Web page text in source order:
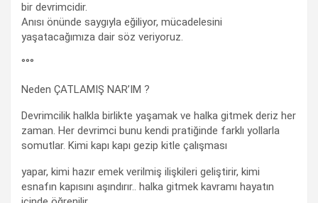
bir devrimcidir.
Anısı önünde saygıyla eğiliyor, mücadelesini
yaşatacağımıza dair söz veriyoruz.
°°°
Neden ÇATLAMIŞ NAR’IM ?
Devrimcilik halkla birlikte yaşamak ve halka gitmek deriz her
zaman. Her devrimci bunu kendi pratiğinde farklı yollarla
somutlar. Kimi kapı kapı gezip kitle çalışması
yapar, kimi hazır emek verilmiş ilişkileri geliştirir, kimi
esnafın kapısını aşındırır.. halka gitmek kavramı hayatın